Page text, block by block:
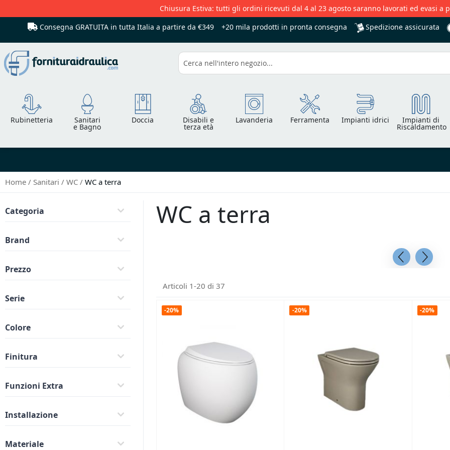
Chiusura Estiva: tutti gli ordini ricevuti dal 4 al 23 agosto saranno lavorati ed evasi a
Consegna GRATUITA in tutta Italia a partire da €349 +20 mila prodotti in pronta consegna Spedizione assicurata
Cerca
Rubinetteria Sanitari
e Bagno
Doccia Disabili e
terza età
Lavanderia Ferramenta Impianti idrici Impianti di
Riscaldamento
Home Sanitari WC WC a terra
WC a terra
Articoli 1-20 di 37
-20% -20% -20%
Categoria
Brand
Prezzo
Serie
Colore
Finitura
Funzioni Extra
Installazione
Materiale